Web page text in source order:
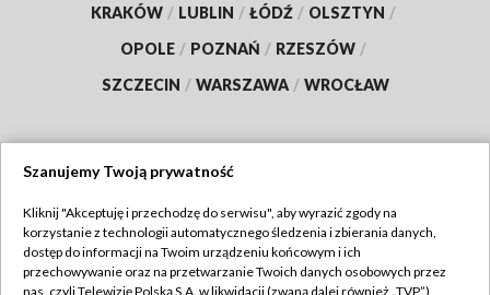
KRAKÓW / LUBLIN / ŁÓDŹ / OLSZTYN /
OPOLE / POZNAŃ / RZESZÓW /
SZCZECIN / WARSZAWA / WROCŁAW
TVP
Abonament TVP
Regulamin TVP
Szanujemy Twoją prywatność
Kliknij "Akceptuję i przechodzę do serwisu", aby wyrazić zgody na
korzystanie z technologii automatycznego śledzenia i zbierania danych,
dostęp do informacji na Twoim urządzeniu końcowym i ich
przechowywanie oraz na przetwarzanie Twoich danych osobowych przez
nas, czyli Telewizję Polską S.A. w likwidacji (zwaną dalej również „TVP”),